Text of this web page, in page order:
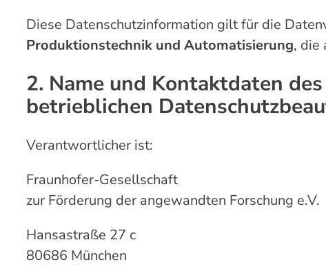
Diese Datenschutzinformation gilt für die
Produktionstechnik und Automatisierung, die
2. Name und Kontaktdaten
betrieblichen
Verantwortlicher ist:
Fraunhofer-Gesellschaft
zur Förderung der angewandten Forschung e.V.
Hansastraße 27 c
80686 München